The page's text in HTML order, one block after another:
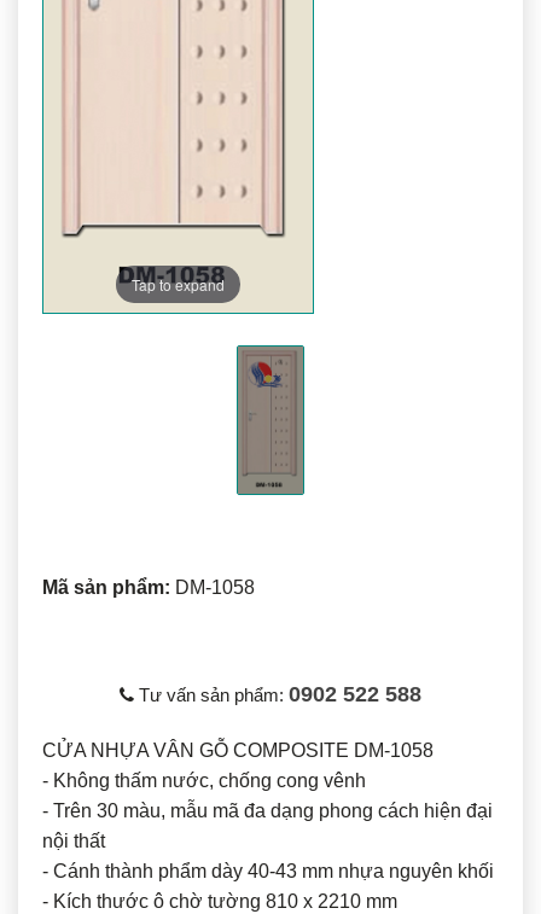
Tap to expand
Mã sản phẩm: DM-1058
Tư vấn sản phẩm: 0902 522 588
CỬA NHỰA VÂN GỖ COMPOSITE DM-1058
- Không thấm nước, chống cong vênh
- Trên 30 màu, mẫu mã đa dạng phong cách hiện đại
nội thất
- Cánh thành phẩm dày 40-43 mm nhựa nguyên khối
- Kích thước ô chờ tường 810 x 2210 mm